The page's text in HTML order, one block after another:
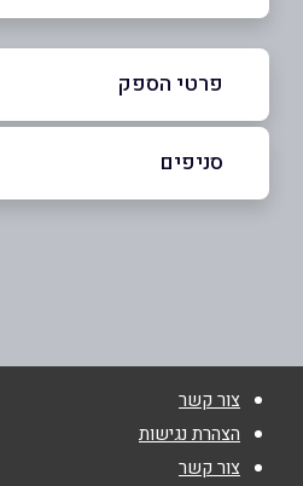
פרטי הספק
סניפים
צור קשר
הצהרת נגישות
צור קשר